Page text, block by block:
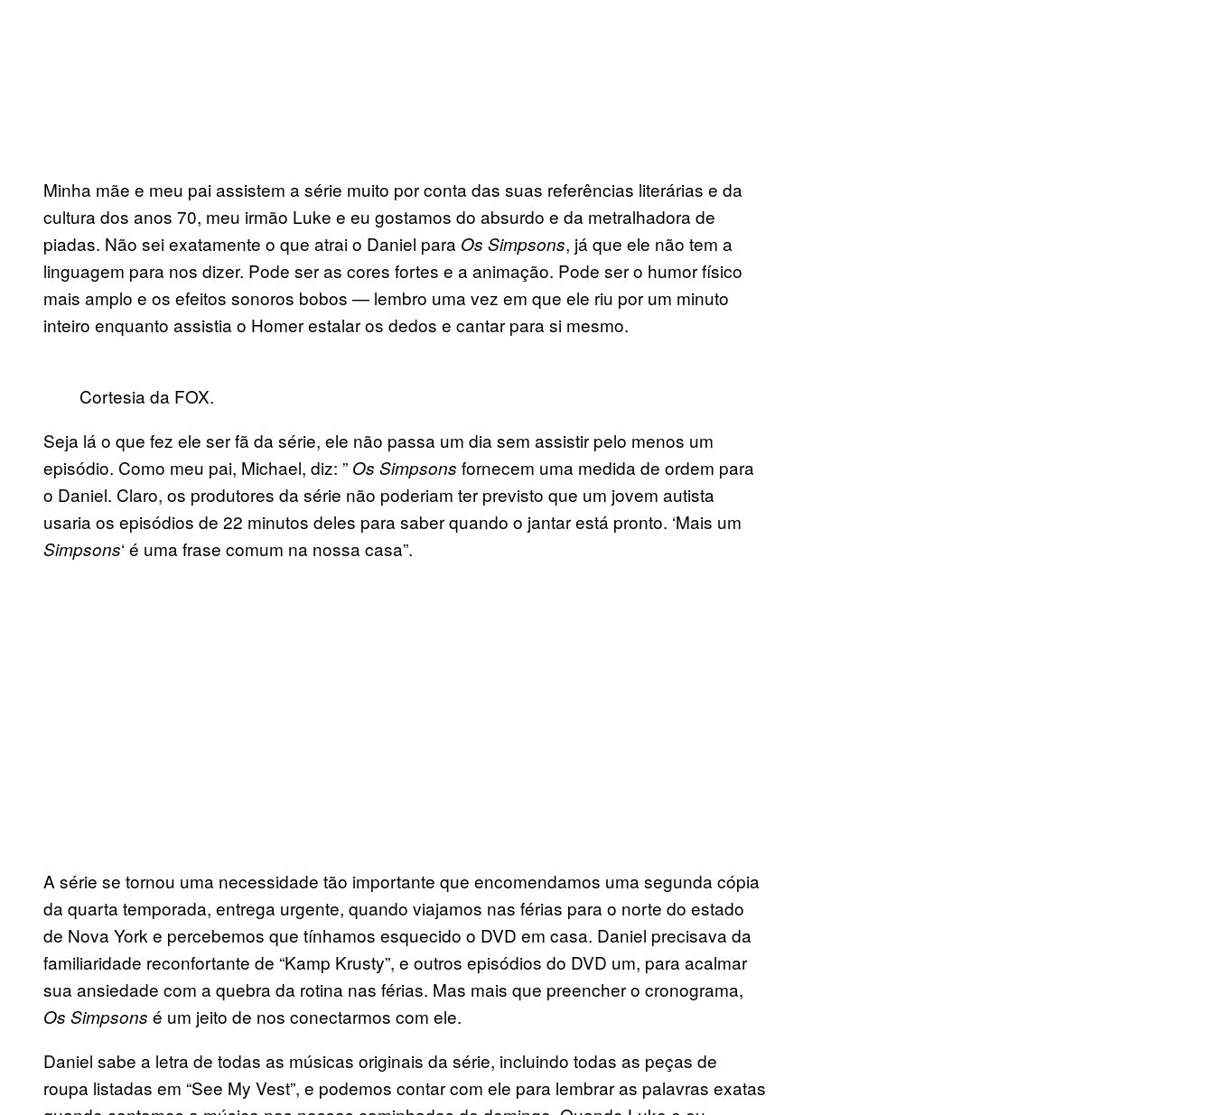
Minha mãe e meu pai assistem a série muito por conta das suas referências literárias e da
cultura dos anos 70, meu irmão Luke e eu gostamos do absurdo e da metralhadora de
piadas. Não sei exatamente o que atrai o Daniel para Os Simpsons, já que ele não tem a
linguagem para nos dizer. Pode ser as cores fortes e a animação. Pode ser o humor físico
mais amplo e os efeitos sonoros bobos — lembro uma vez em que ele riu por um minuto
inteiro enquanto assistia o Homer estalar os dedos e cantar para si mesmo.
Cortesia da FOX.
Seja lá o que fez ele ser fã da série, ele não passa um dia sem assistir pelo menos um
episódio. Como meu pai, Michael, diz: ” Os Simpsons fornecem uma medida de ordem para
o Daniel. Claro, os produtores da série não poderiam ter previsto que um jovem autista
usaria os episódios de 22 minutos deles para saber quando o jantar está pronto. ‘Mais um
Simpsons‘ é uma frase comum na nossa casa”.
A série se tornou uma necessidade tão importante que encomendamos uma segunda cópia
da quarta temporada, entrega urgente, quando viajamos nas férias para o norte do estado
de Nova York e percebemos que tínhamos esquecido o DVD em casa. Daniel precisava da
familiaridade reconfortante de “Kamp Krusty”, e outros episódios do DVD um, para acalmar
sua ansiedade com a quebra da rotina nas férias. Mas mais que preencher o cronograma,
Os Simpsons é um jeito de nos conectarmos com ele.
Daniel sabe a letra de todas as músicas originais da série, incluindo todas as peças de
roupa listadas em “See My Vest”, e podemos contar com ele para lembrar as palavras exatas